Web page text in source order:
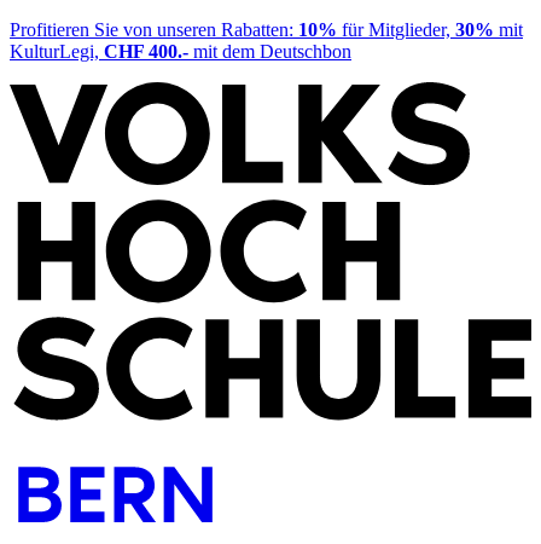
Profitieren Sie von unseren Rabatten: 10% für Mitglieder, 30% mit
KulturLegi, CHF 400.- mit dem Deutschbon